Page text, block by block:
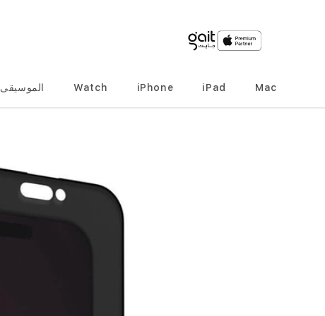
Mac
iPad
iPhone
Watch الموسيقى